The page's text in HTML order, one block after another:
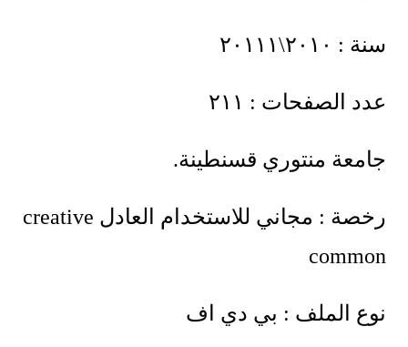
سنة : ٢٠١٠\٢٠١١١
عدد الصفحات : ٢١١
جامعة منتوري قسنطينة.
رخصة : مجاني للاستخدام العادل creative
common
نوع الملف : بي دي اف